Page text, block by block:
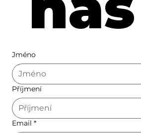
Jméno
Příjmení
Email *